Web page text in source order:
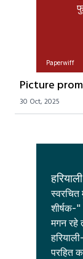
Paperwiff
Picture
30 Oct, 2025
हरियाली
शीर्षक-"
मगन रहे
हरियाली-
परहित